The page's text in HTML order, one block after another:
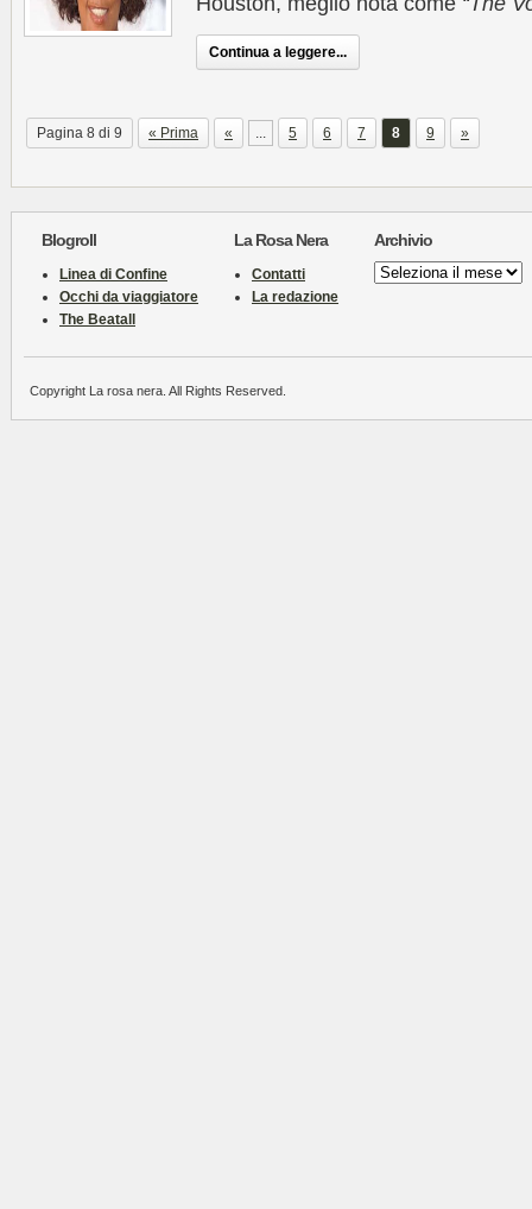
Continua a leggere...
Pagina 8 di 9 « Prima « ... 5 6 7 8 9 »
Blogroll
Linea di Confine
Occhi da viaggiatore
The Beatall
La Rosa Nera
Contatti
La redazione
Archivio
Archivio
Copyright La rosa nera. All Rights Reserved.